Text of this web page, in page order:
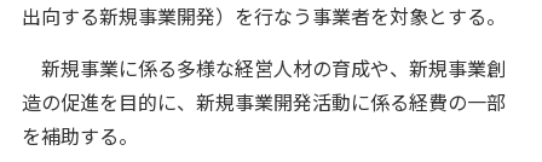
出向する新規事業開発）を行なう事業者を対象とする。
新規事業に係る多様な経営人材の育成や、新規事業創
造の促進を目的に、新規事業開発活動に係る経費の一部
を補助する。